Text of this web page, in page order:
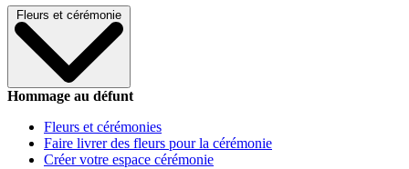
Fleurs et cérémonie
Hommage au défunt
Fleurs et cérémonies
Faire livrer des fleurs pour la cérémonie
Créer votre espace cérémonie